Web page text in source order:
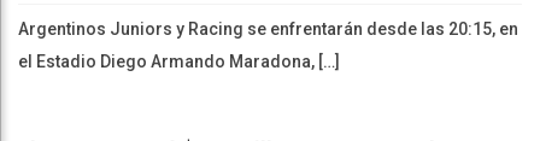
Argentinos Juniors y Racing se enfrentarán desde las 20:15, en
el Estadio Diego Armando Maradona, […]